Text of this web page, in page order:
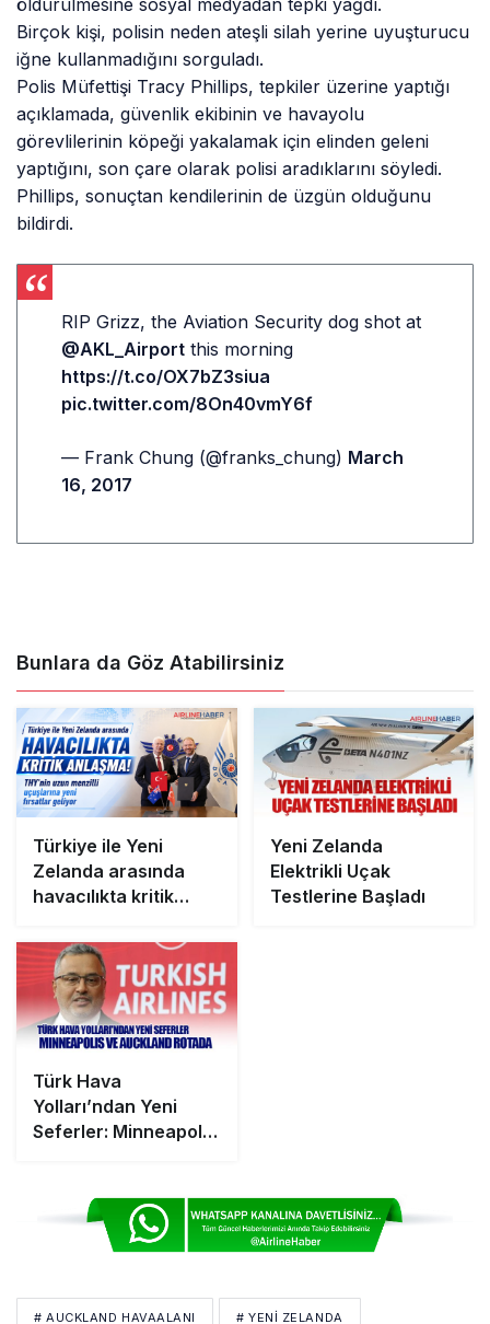
Birçok kişi, polisin neden ateşli silah yerine uyuşturucu
iğne kullanmadığını sorguladı.
Polis Müfettişi Tracy Phillips, tepkiler üzerine yaptığı
açıklamada, güvenlik ekibinin ve havayolu
görevlilerinin köpeği yakalamak için elinden geleni
yaptığını, son çare olarak polisi aradıklarını söyledi.
Phillips, sonuçtan kendilerinin de üzgün olduğunu
bildirdi.
RIP Grizz, the Aviation Security dog shot at
@AKL_Airport this morning
https://t.co/OX7bZ3siua
pic.twitter.com/8On40vmY6f
— Frank Chung (@franks_chung) March
16, 2017
Bunlara da Göz Atabilirsiniz
Türkiye ile Yeni
Zelanda arasında
havacılıkta kritik
uzun menzilli
uçuşlarına yeni
fırsatlar geliyor
Yeni Zelanda
Elektrikli Uçak
Testlerine Başladı
Türk Hava
Yolları’ndan Yeni
Seferler: Minneapolis
# AUCKLAND HAVAALANI # YENI ZELANDA